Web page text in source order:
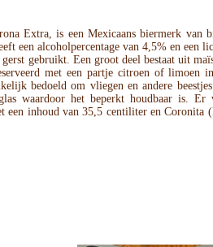
Extra, is een Mexicaans biermerk van
een alcoholpercentage van 4,5% en een
gebruikt. Een groot deel bestaat uit
met een partje citroen of limoen
bedoeld om vliegen en andere
waardoor het beperkt houdbaar is.
een inhoud van 35,5 centiliter en Coronita